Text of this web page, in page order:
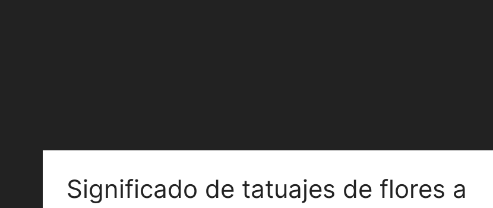
Significado de tatuajes de flores a